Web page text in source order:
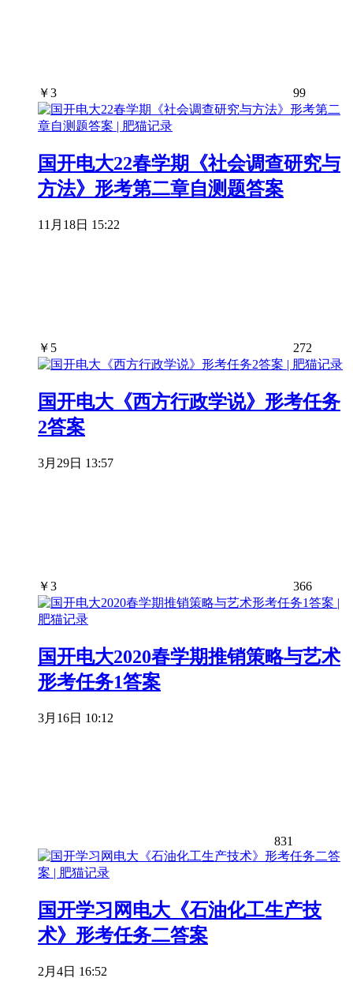
￥3 99
国开电大22春学期《社会调查研究与
方法》形考第二章自测题答案
11月18日 15:22
￥ 5 272
国开电大《西方行政学说》形考任务
2答案
3月29日 13:57
￥3 366
国开电大2020春学期推销策略与艺术
形考任务1答案
3月16日 10:12
831
国开学习网电大《石油化工生产技
术》形考任务二答案
2月4日 16:52